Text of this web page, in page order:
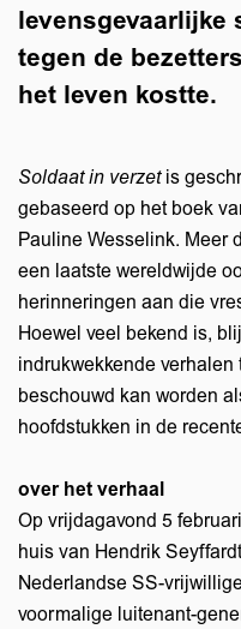
levensgevaarlijke
tegen de
het leven kostte.
Soldaat in verzet is
gebaseerd op het boek
Pauline Wesselink. Meer
een laatste wereldwijde
herinneringen aan die
Hoewel veel bekend is,
indrukwekkende
beschouwd kan worden
hoofdstukken in de
over het verhaal
Op vrijdagavond 5
huis van Hendrik
Nederlandse SS-
voormalige luitenant-